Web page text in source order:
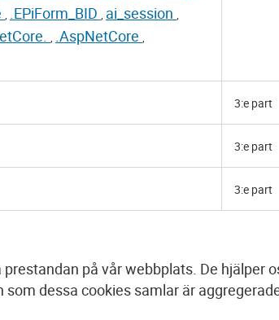
, .EPiForm_BID , ai_session ,
, .AspNetCore ,
3:e part
3:e part
3:e part
på vår webbplats. De hjälper
dessa cookies samlar är